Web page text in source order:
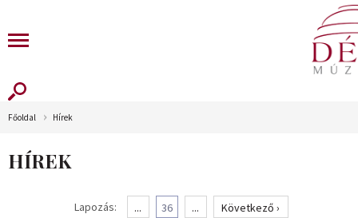
Főoldal Hírek
HÍREK
Lapozás: ... 36 ... Következő ›